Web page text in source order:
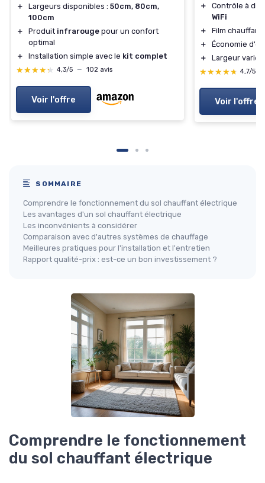
＋
Largeurs disponibles : 50cm, 80cm,
100cm
＋
Produit infrarouge pour un confort
optimal
＋
Installation simple avec le kit complet
★★★★★
★★★★★ 4,3/5 — 102 avis
Voir l'offre
＋
Contrôle à
WiFi
＋
Film chauffant
＋
Économie
＋
Largeur
★★★★★
★★★★★ 4,7/5
Voir l'offre
SOMMAIRE
Comprendre le fonctionnement du sol chauffant électrique
Les avantages d'un sol chauffant électrique
Les inconvénients à considérer
Comparaison avec d'autres systèmes de chauffage
Meilleures pratiques pour l'installation et l'entretien
Rapport qualité-prix : est-ce un bon investissement ?
Comprendre le fonctionnement
du sol chauffant électrique